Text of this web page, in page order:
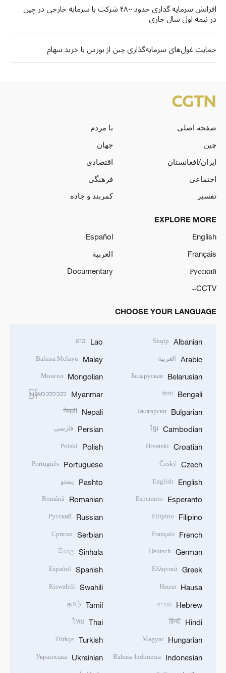
افزایش سرمایه گذاری حدود ۴۸۰۰ شرکت با سرمایه خارجی در چین
در نیمه اول سال جاری
حمایت غول‌های سرمایه‌گذاری چین از بورس با خرید سهام
صفحه اصلی
با مردم
چین
جهان
ایران/افغانستان
اقتصادی
اجتماعی
فرهنگی
تفسیر
کمربند و جاده
EXPLORE MORE
English
Español
Français
العربية
Русский
Documentary
CCTV+
CHOOSE YOUR LANGUAGE
Albanian
Shqip
Arabic العربية
Belarusian
Беларуская
Bengali
বাংলা
Bulgarian
Български
Cambodian
ខ្មែរ
Croatian
Hrvatski
Czech
Český
English
English
Esperanto
Esperanto
Filipino
Filipino
French
Français
German
Deutsch
Greek
Ελληνικά
Hausa
Hausa
Hebrew עברית
Hindi
हिन्दी
Hungarian
Magyar
Indonesian
Bahasa Indonesia
Lao
ລາວ
Malay
Bahasa Melayu
Mongolian
Монгол
Myanmar
မြန်မာဘာသာ
Nepali
नेपाली
Persian فارسی
Polish
Polski
Portuguese
Português
Pashto پښتو
Romanian
Română
Russian
Русский
Serbian
Српски
Sinhala
සිංහල
Spanish
Español
Swahili
Kiswahili
Tamil
தமிழ்
Thai
ไทย
Turkish
Türkçe
Ukrainian
Українська